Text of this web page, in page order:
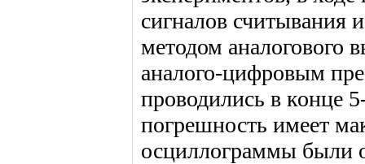
сигналов считывания
методом аналогового
аналого-цифровым
проводились в конце
погрешность имеет
осциллограммы были